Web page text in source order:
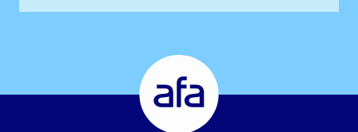
Försäkring
Gå
till